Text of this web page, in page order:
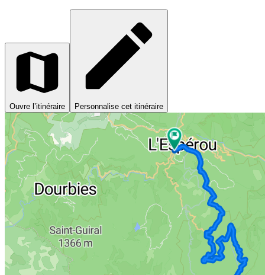
Ouvre l’itinéraire Personnalise cet itinéraire